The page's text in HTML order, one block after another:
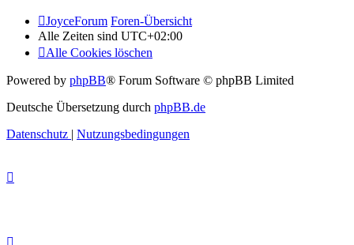
JoyceForum Foren-Übersicht
Alle Zeiten sind UTC+02:00
Alle Cookies löschen
Powered by phpBB® Forum Software © phpBB Limited
Deutsche Übersetzung durch phpBB.de
Datenschutz | Nutzungsbedingungen